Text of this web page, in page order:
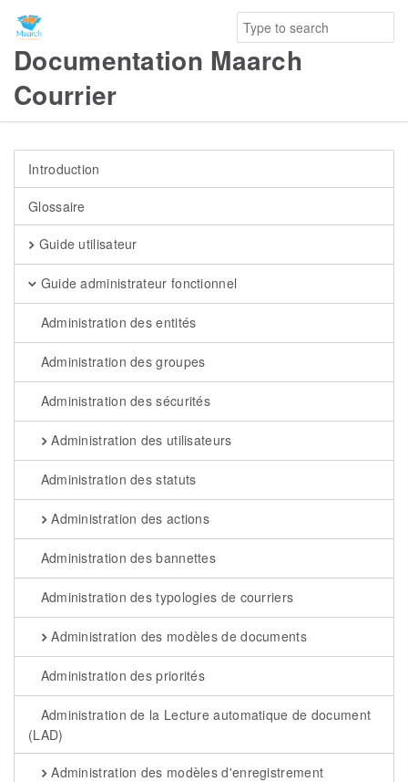
Documentation Maarch
Courrier
Introduction
Glossaire
Guide utilisateur
Guide administrateur fonctionnel
Administration des entités
Administration des groupes
Administration des sécurités
Administration des utilisateurs
Administration des statuts
Administration des actions
Administration des bannettes
Administration des typologies de courriers
Administration des modèles de documents
Administration des priorités
Administration de la Lecture automatique de document
(LAD)
Administration des modèles d'enregistrement